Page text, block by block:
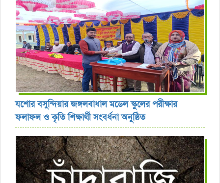
যশোর বসুন্দিয়ার জঙ্গলবাধাল মডেল স্কুলের পরীক্ষার
ফলাফল ও কৃতি শিক্ষার্থী সংবর্ধনা অনুষ্ঠিত